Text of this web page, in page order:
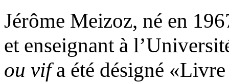
Jérôme Meizoz, né en
et enseignant à
ou vifa été désigné